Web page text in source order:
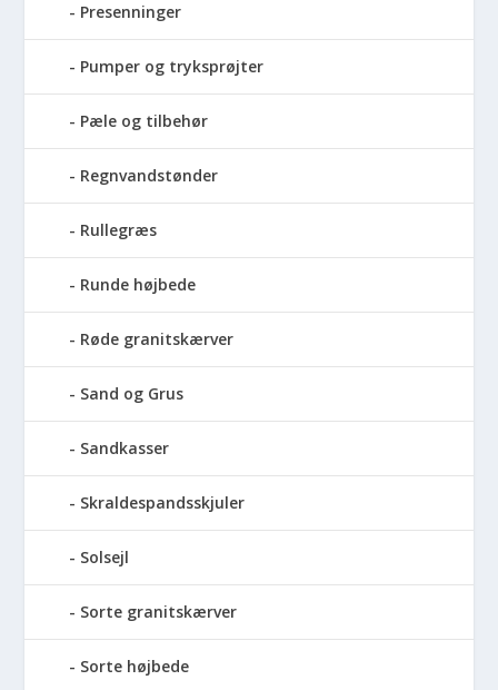
Presenninger
Pumper og tryksprøjter
Pæle og tilbehør
Regnvandstønder
Rullegræs
Runde højbede
Røde granitskærver
Sand og Grus
Sandkasser
Skraldespandsskjuler
Solsejl
Sorte granitskærver
Sorte højbede